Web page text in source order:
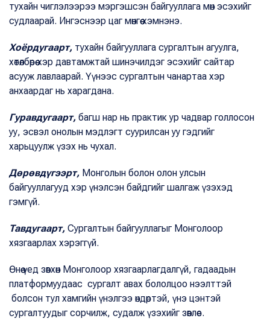
тухайн чиглэлээрээ мэргэшсэн байгууллага мөн эсэхийг
судлаарай. Ингэснээр цаг мөнгөө хэмнэнэ.
Хоёрдугаарт, тухайн байгууллага сургалтын агуулга,
хөтөлбөрөө хэр давтамжтай шинэчилдэг эсэхийг сайтар
асууж лавлаарай. Үүнээс сургалтын чанартаа хэр
анхаардаг нь харагдана.
Гуравдугаарт, багш нар нь практик ур чадвар голлосон
уу, эсвэл онолын мэдлэгт суурилсан уу гэдгийг
харьцуулж үзэх нь чухал.
Дөрөвдүгээрт, Монголын болон олон улсын
байгууллагууд хэр үнэлсэн байдгийг шалгаж үзэхэд
гэмгүй.
Тавдугаарт, Сургалтын байгууллагыг Монголоор
хязгаарлах хэрэггүй.
Өнөө үед зөвхөн Монголоор хязгаарлагдалгүй, гадаадын
платформуудаас сургалт авах бололцоо нээлттэй
болсон тул хамгийн үнэлгээ өндөртэй, үнэ цэнтэй
сургалтуудыг сорчилж, судалж үзэхийг зөвлөе.